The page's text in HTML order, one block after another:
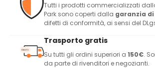
Tutti i prodotti commercializzati
Park sono coperti dalla garanzia di
difetti di conformità, ai sensi del
Trasporto gratis
Su tutti gli ordini superiori a 150€.
da parte di rivenditori e negozianti.